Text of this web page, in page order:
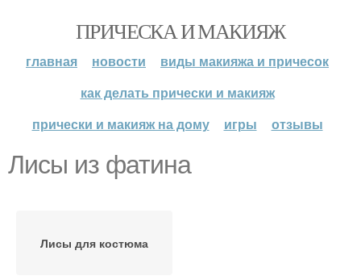
ПРИЧЕСКА И МАКИЯЖ
главная новости
виды макияжа и причесок
как делать прически и макияж
прически и макияж на дому
игры отзывы
Лисы из фатина
Лисы для костюма